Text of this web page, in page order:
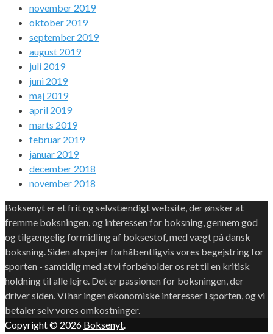
november 2019
oktober 2019
september 2019
august 2019
juli 2019
juni 2019
maj 2019
april 2019
marts 2019
februar 2019
januar 2019
december 2018
november 2018
Boksenyt er et frit og selvstændigt website, der ønsker at
fremme boksningen, og interessen for boksning, gennem god
og tilgængelig formidling af boksestof, med vægt på dansk
boksning. Siden afspejler forhåbentligvis vores begejstring for
sporten - samtidig med at vi forbeholder os ret til en kritisk
holdning til alle lejre. Det er passionen for boksningen, der
driver siden. Vi har ingen økonomiske interesser i sporten, og vi
betaler selv vores omkostninger.
Copyright © 2026 Boksenyt.